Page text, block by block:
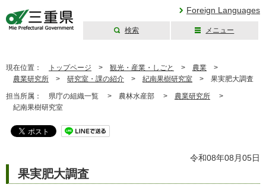
Foreign Languages
検索 メニュー
現在位置： トップページ > 観光・産業・しごと > 農業 >
農業研究所 > 研究室・課の紹介 > 紀南果樹研究室 > 果実肥大調査
担当所属： 県庁の組織一覧 > 農林水産部 > 農業研究所 >
紀南果樹研究室
令和08年08月05日
果実肥大調査